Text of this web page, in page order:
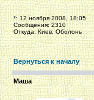
*: 12 ноября 2008, 18:05
Сообщения: 2310
Откуда: Киев, Оболонь
Вернуться к началу
Маша